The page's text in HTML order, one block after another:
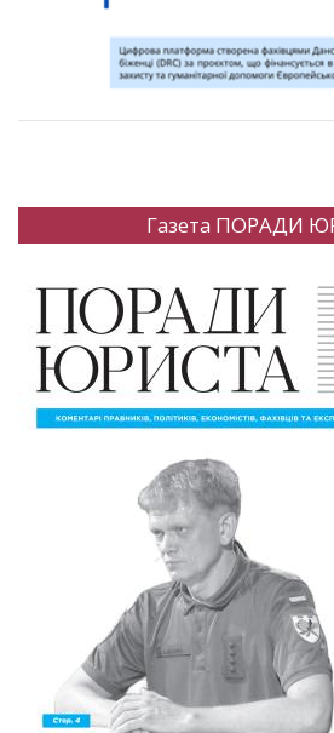
Газета ПОРАДИ